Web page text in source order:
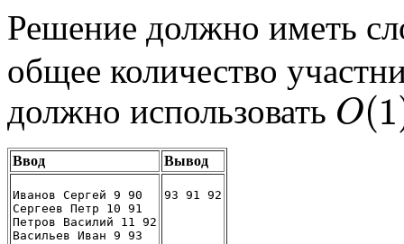
Решение должно иметь
общее количество
должно использовать O(1
Ввод Вывод
Иванов Сергей 9 90
Сергеев Петр 10 91
Петров Василий 11 92
Васильев Иван 9 93
93 91 92